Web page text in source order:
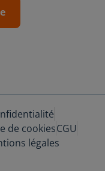
de cookiesCGU
légales